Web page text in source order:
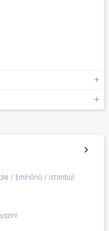
/ Eminönü / İstanbul